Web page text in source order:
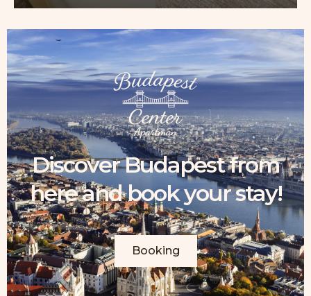
Discover Budapest from
here and book your stay!
Booking